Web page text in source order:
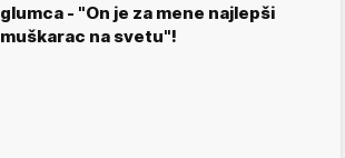
glumca - "On je za mene najlepši
muškarac na svetu"!